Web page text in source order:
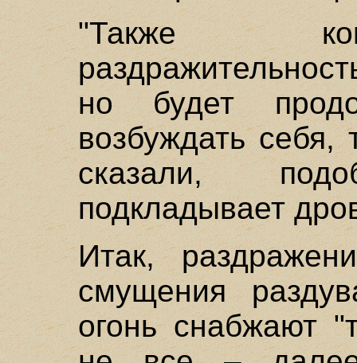
"Также
но будет
возбуждать
сказали,
подкладывает
Итак,
смущения
огонь снабжают